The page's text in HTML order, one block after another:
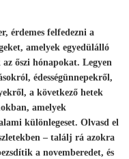
érdemes felfedezni a
amelyek egyedülálló
őszi hónapokat. Legyen
édességünnepekről,
a következő hetek
amelyek
különlegeset. Olvasd el
– találj rá azokra
a novemberedet, és